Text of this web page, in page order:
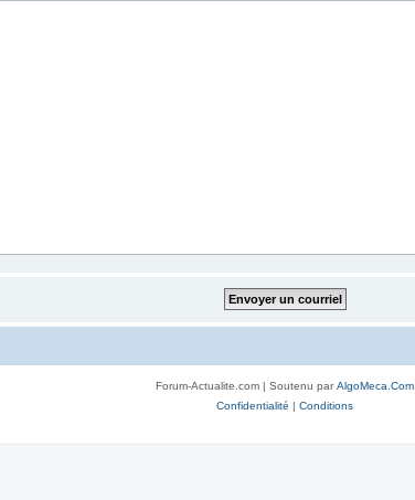
Forum-Actualite.com | Soutenu parAlgoMeca.Com
Confidentialité | Conditions